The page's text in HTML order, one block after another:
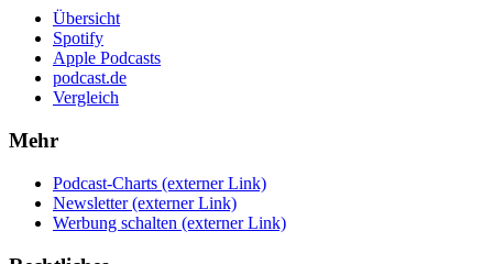
Übersicht
Spotify
Apple Podcasts
podcast.de
Vergleich
Mehr
Podcast-Charts (externer Link)
Newsletter (externer Link)
Werbung schalten (externer Link)